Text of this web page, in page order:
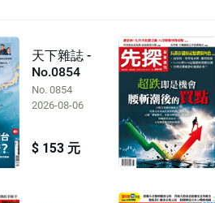
天下雜誌 -
No.0854
No. 0854
2026-08-06
$ 153 元